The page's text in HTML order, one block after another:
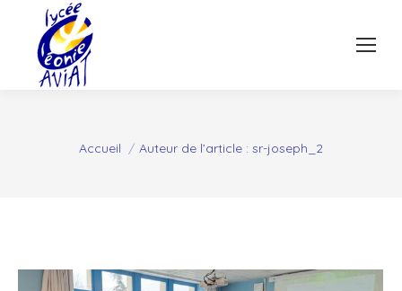
Vous êtes ici :
Accueil Auteur de l’article : sr-joseph_2